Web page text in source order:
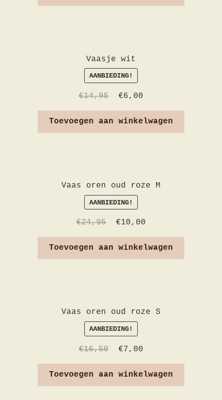
Vaasje wit
AANBIEDING!
€14,95 €6,00
Toevoegen aan winkelwagen
Vaas oren oud roze M
AANBIEDING!
€24,95 €10,00
Toevoegen aan winkelwagen
Vaas oren oud roze S
AANBIEDING!
€16,50 €7,00
Toevoegen aan winkelwagen